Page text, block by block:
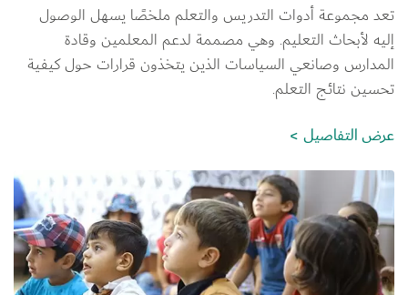
تعد مجموعة أدوات التدريس والتعلم ملخصًا يسهل الوصول
إليه لأبحاث التعليم. وهي مصممة لدعم المعلمين وقادة
المدارس وصانعي السياسات الذين يتخذون قرارات حول كيفية
تحسين نتائج التعلم.
عرض التفاصيل
الصورة